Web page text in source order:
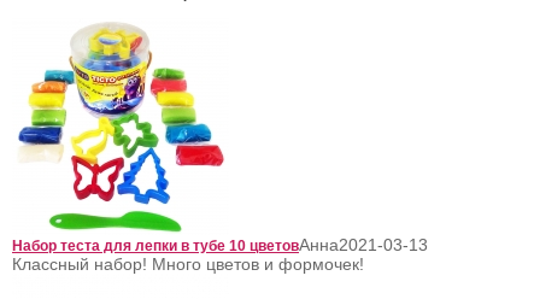
Набор теста для лепки в тубе 10 цветовАнна2021-03-13
Классный набор! Много цветов и формочек!